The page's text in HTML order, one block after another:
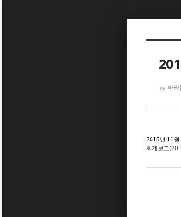
by 바라
2015년 11월
회계보고
Sketchbook5, 스케치북5
Sketchbook5, 스케치북5